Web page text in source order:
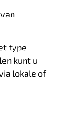
type
kunt u
lokale of